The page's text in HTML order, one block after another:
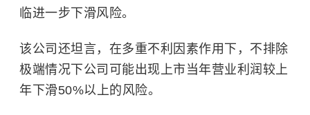
临进一步下滑风险。
该公司还坦言，在多重不利因素作用下，不排除
极端情况下公司可能出现上市当年营业利润较上
年下滑50%以上的风险。